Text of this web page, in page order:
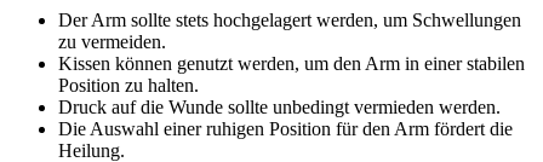
Der Arm sollte stets hochgelagert werden, um Schwellungen
zu vermeiden.
Kissen können genutzt werden, um den Arm in einer stabilen
Position zu halten.
Druck auf die Wunde sollte unbedingt vermieden werden.
Die Auswahl einer ruhigen Position für den Arm fördert die
Heilung.